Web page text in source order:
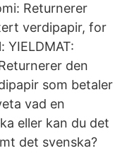
Returnerer
verdipapir, for
YIELDMAT:
den
som betaler
vad en
eller kan du det
det svenska?